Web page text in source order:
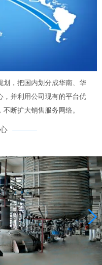
划，把国内划分成华南、华
，并利用公司现有的平台优
断扩大销售服务网络。